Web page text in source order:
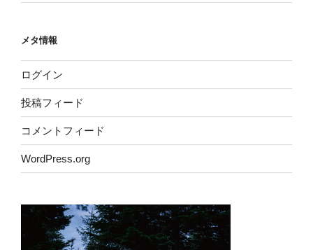
メタ情報
ログイン
投稿フィード
コメントフィード
WordPress.org